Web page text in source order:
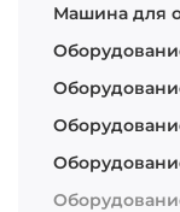
Машина для